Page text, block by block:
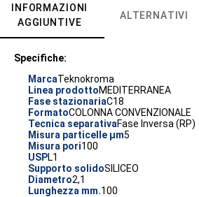
INFORMAZIONI
AGGIUNTIVE
ALTERNATIVI
Specifiche:
MarcaTeknokroma
Linea prodottoMEDITERRANEA
Fase stazionariaC18
FormatoCOLONNA CONVENZIONALE
Tecnica separativaFase Inversa (RP)
Misura particelle µm5
Misura pori100
USPL1
Supporto solidoSILICEO
Diametro2,1
Lunghezza mm.100